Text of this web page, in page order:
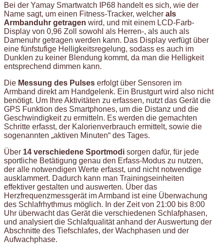
Bei der Yamay Smartwatch IP68 handelt es sich, wie der
Name sagt, um einen Fitness-Tracker, welcher als
Armbanduhr getragen wird, und mit einem LCD-Farb-
Display von 0,96 Zoll sowohl als Herren-, als auch als
Damenuhr getragen werden kann. Das Display verfügt über
eine fünfstufige Helligkeitsregelung, sodass es auch im
Dunklen zu keiner Blendung kommt, da man die Helligkeit
entsprechend dimmen kann.
Die Messung des Pulses erfolgt über Sensoren im
Armband direkt am Handgelenk. Ein Brustgurt wird also nicht
benötigt. Um Ihre Aktivitäten zu erfassen, nutzt das Gerät die
GPS Funktion des Smartphones, um die Distanz und die
Geschwindigkeit zu ermitteln. Es werden die gemachten
Schritte erfasst, der Kalorienverbrauch ermittelt, sowie die
sogenannten „aktiven Minuten“ des Tages.
Über 14 verschiedene Sportmodi sorgen dafür, für jede
sportliche Betätigung genau den Erfass-Modus zu nutzen,
der alle notwendigen Werte erfasst, und nicht notwendige
ausklammert. Dadurch kann man Trainingseinheiten
effektiver gestalten und auswerten. Über das
Herzfrequenzmessgerät im Armband ist eine Überwachung
des Schlafrhythmus möglich. In der Zeit von 21:00 bis 8:00
Uhr überwacht das Gerät die verschiedenen Schlafphasen,
und analysiert die Schlafqualität anhand der Auswertung der
Abschnitte des Tiefschlafes, der Wachphasen und der
Aufwachphase.